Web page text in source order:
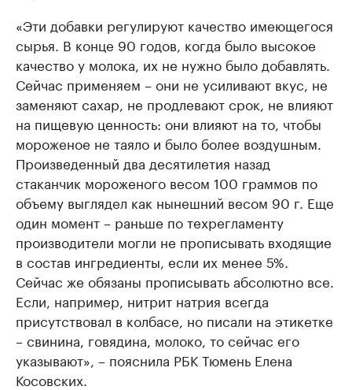
«Эти добавки регулируют качество имеющегося
сырья. В конце 90 годов, когда было высокое
качество у молока, их не нужно было добавлять.
Сейчас применяем – они не усиливают вкус, не
заменяют сахар, не продлевают срок, не влияют
на пищевую ценность: они влияют на то, чтобы
мороженое не таяло и было более воздушным.
Произведенный два десятилетия назад
стаканчик мороженого весом 100 граммов по
объему выглядел как нынешний весом 90 г. Еще
один момент – раньше по техрегламенту
производители могли не прописывать входящие
в состав ингредиенты, если их менее 5%.
Сейчас же обязаны прописывать абсолютно все.
Если, например, нитрит натрия всегда
присутствовал в колбасе, но писали на этикетке
– свинина, говядина, молоко, то сейчас его
указывают», – пояснила РБК Тюмень Елена
Косовских.